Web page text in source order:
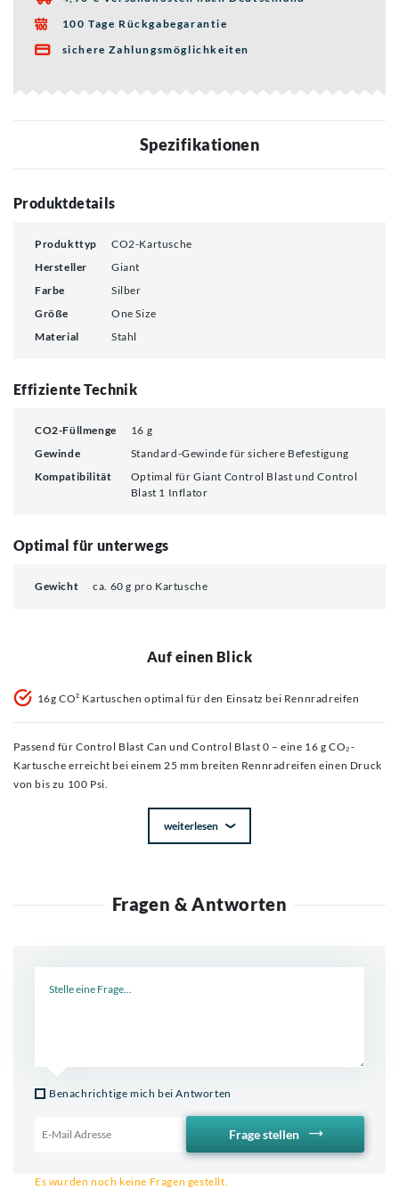
 100 Tage Rückgabegarantie
 sichere Zahlungsmöglichkeiten
Spezifikationen
Produktdetails
Produkttyp
CO2-Kartusche
Hersteller
Giant
Farbe
Silber
Größe
One Size
Material
Stahl
Effiziente Technik
CO2-Füllmenge
16 g
Gewinde
Standard-Gewinde für sichere Befestigung
Kompatibilität
Optimal für Giant Control Blast und Control
Blast 1 Inflator
Optimal für unterwegs
Gewicht ca. 60 g pro Kartusche
Auf einen Blick
16g CO² Kartuschen optimal für den Einsatz bei Rennradreifen
Passend für Control Blast Can und Control Blast 0 – eine 16 g CO₂-
Kartusche erreicht bei einem 25 mm breiten Rennradreifen einen Druck
von bis zu 100 Psi.
weiterlesen
Fragen & Antworten
Benachrichtige mich bei Antworten
Frage stellen
Es wurden noch keine Fragen gestellt.